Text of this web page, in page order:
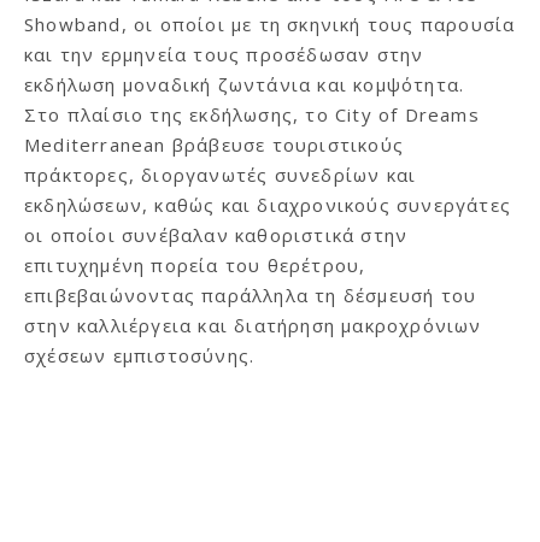
Showband, οι οποίοι με τη σκηνική τους παρουσία
και την ερμηνεία τους προσέδωσαν στην
εκδήλωση μοναδική ζωντάνια και κομψότητα.
Στο πλαίσιο της εκδήλωσης, το City of Dreams
Mediterranean βράβευσε τουριστικούς
πράκτορες, διοργανωτές συνεδρίων και
εκδηλώσεων, καθώς και διαχρονικούς συνεργάτες
οι οποίοι συνέβαλαν καθοριστικά στην
επιτυχημένη πορεία του θερέτρου,
επιβεβαιώνοντας παράλληλα τη δέσμευσή του
στην καλλιέργεια και διατήρηση μακροχρόνιων
σχέσεων εμπιστοσύνης.